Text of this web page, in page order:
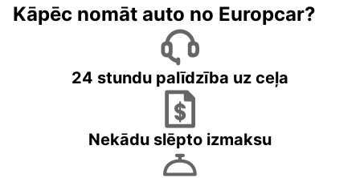
Kāpēc nomāt auto no Europcar?
24 stundu palīdzība uz ceļa
Nekādu slēpto izmaksu